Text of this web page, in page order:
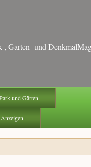
, Garten- und
und Gärten